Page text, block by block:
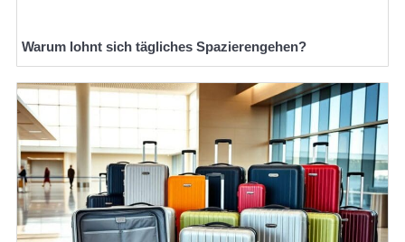
Warum lohnt sich tägliches Spazierengehen?